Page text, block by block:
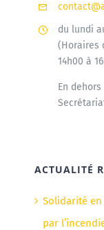
du lundi
(Horaires
14h00 à
En
ACTUALITÉ
Solidarité
par